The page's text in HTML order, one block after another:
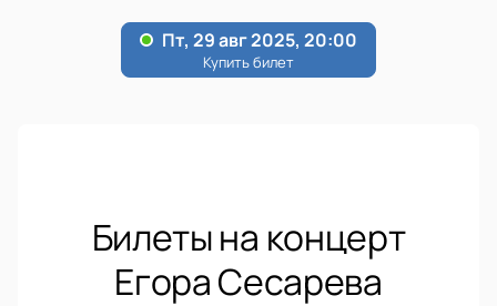
Билеты на концерт
Егора Сесарева